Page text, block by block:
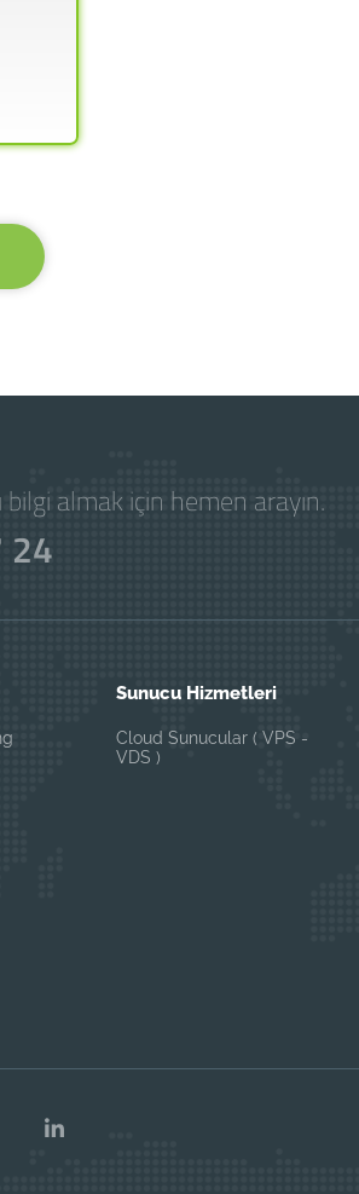
almak için hemen arayın.
24
Sunucu Hizmetleri
Cloud Sunucular ( VPS -
VDS )